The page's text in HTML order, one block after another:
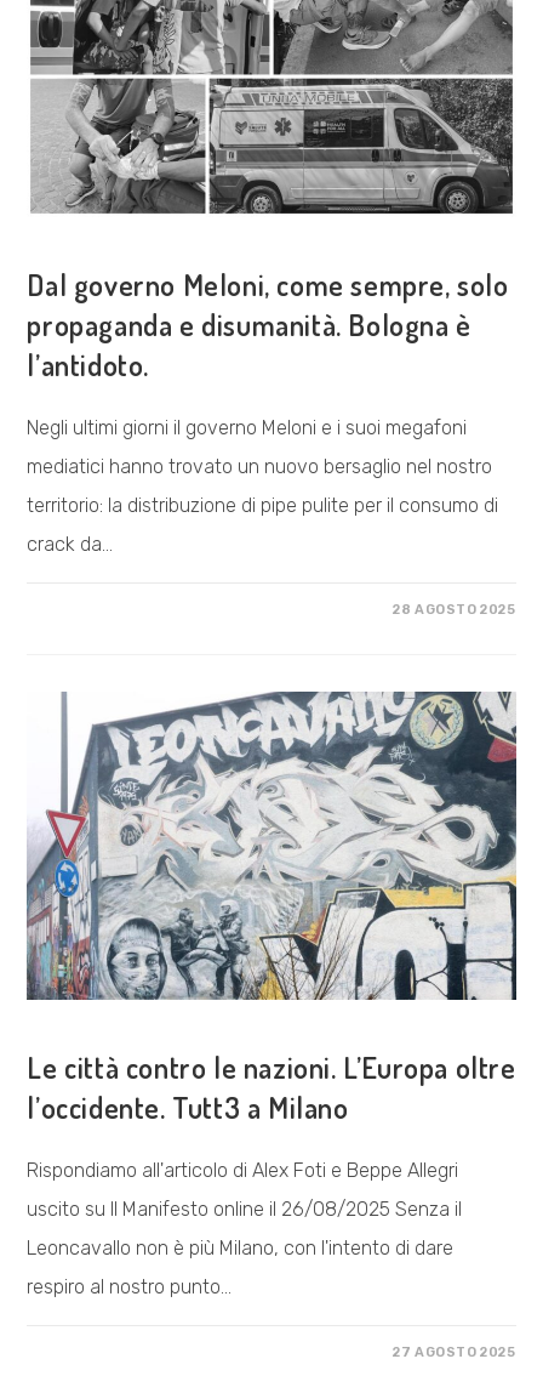
Dal governo Meloni, come sempre, solo
propaganda e disumanità. Bologna è
l’antidoto.
Negli ultimi giorni il governo Meloni e i suoi megafoni
mediatici hanno trovato un nuovo bersaglio nel nostro
territorio: la distribuzione di pipe pulite per il consumo di
crack da…
SEMPRE,
SOLO
PROPAGANDA
E
DISUMANITÀ.
BOLOGNA
È
L’ANTIDOTO.
28 AGOSTO 2025
Le città contro le nazioni. L’Europa oltre
l’occidente. Tutt3 a Milano
Rispondiamo all'articolo di Alex Foti e Beppe Allegri
uscito su Il Manifesto online il 26/08/2025 Senza il
Leoncavallo non è più Milano, con l'intento di dare
respiro al nostro punto…
27 AGOSTO 2025